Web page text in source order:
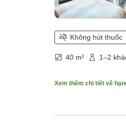
Không hút thuốc
40 m² 1–2
Xem thêm chi tiết về